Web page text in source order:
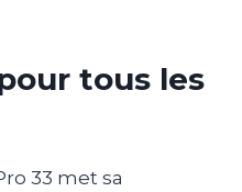
tous les
33 met sa